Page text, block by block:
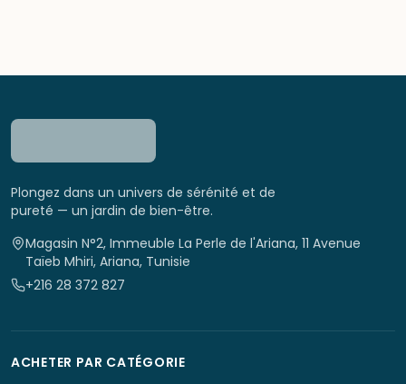
Plongez dans un univers de sérénité et de
pureté — un jardin de bien-être.
Magasin N°2, Immeuble La Perle de l'Ariana, 11 Avenue
Taïeb Mhiri, Ariana, Tunisie
+216 28 372 827
ACHETER PAR CATÉGORIE